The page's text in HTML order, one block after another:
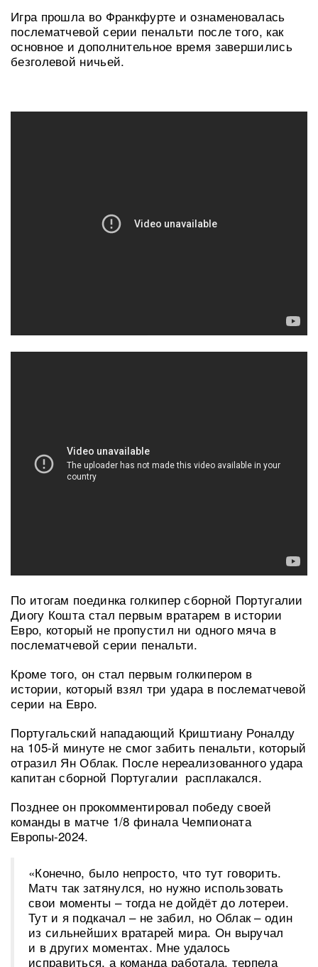
Игра прошла во Франкфурте и ознаменовалась
послематчевой серии пенальти после того, как
основное и дополнительное время завершились
безголевой ничьей.
По итогам поединка голкипер сборной Португалии
Диогу Кошта стал первым вратарем в истории
Евро, который не пропустил ни одного мяча в
послематчевой серии пенальти.
Кроме того, он стал первым голкипером в
истории, который взял три удара в послематчевой
серии на Евро.
Португальский нападающий Криштиану Роналду
на 105-й минуте не смог забить пенальти, который
отразил Ян Облак. После нереализованного удара
капитан сборной Португалии расплакался.
Позднее он прокомментировал победу своей
команды в матче 1/8 финала Чемпионата
Европы-2024.
«Конечно, было непросто, что тут говорить.
Матч так затянулся, но нужно использовать
свои моменты – тогда не дойдёт до лотереи.
Тут и я подкачал – не забил, но Облак – один
из сильнейших вратарей мира. Он выручал
и в других моментах. Мне удалось
исправиться, а команда работала, терпела